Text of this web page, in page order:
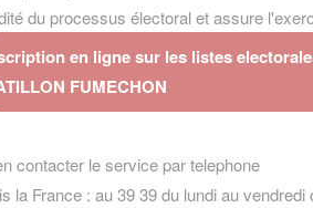
du processus électoral et assure
en ligne sur les listes
FUMECHON
contacter le service par telephone
la France : au 39 39 du lundi au